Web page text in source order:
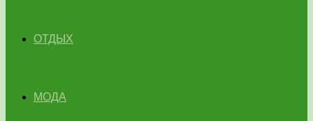
ОТДЫХ
МОДА